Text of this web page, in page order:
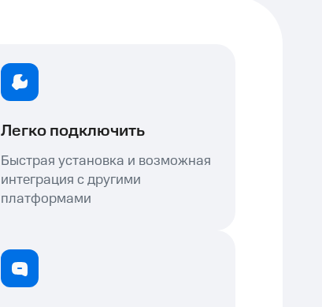
Легко подключить
Быстрая установка и возможная
интеграция с другими
платформами